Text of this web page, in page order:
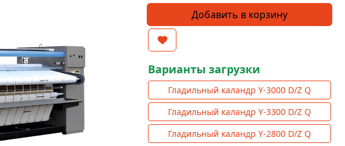
Количество
товара
Гладильный
каландр
Y-
3300-
I
D/Z
Q
(возвратный)
Добавить в корзину
Варианты загрузки
Гладильный каландр Y-3000 D/Z Q
Гладильный каландр Y-3300 D/Z Q
Гладильный каландр Y-2800 D/Z Q